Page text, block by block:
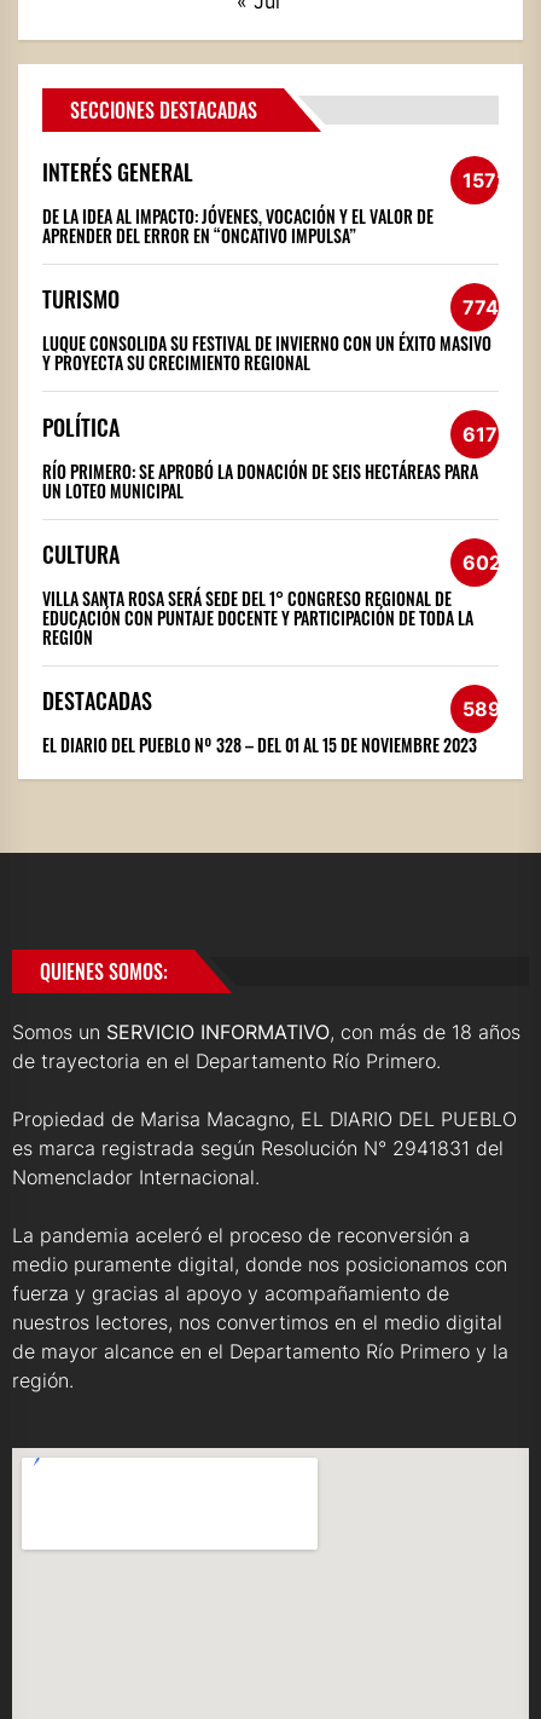
SECCIONES DESTACADAS
INTERÉS GENERAL 1572
DE LA IDEA AL IMPACTO: JÓVENES, VOCACIÓN Y EL VALOR DE
APRENDER DEL ERROR EN “ONCATIVO IMPULSA”
TURISMO 774
LUQUE CONSOLIDA SU FESTIVAL DE INVIERNO CON UN ÉXITO MASIVO
Y PROYECTA SU CRECIMIENTO REGIONAL
POLÍTICA 617
RÍO PRIMERO: SE APROBÓ LA DONACIÓN DE SEIS HECTÁREAS PARA
UN LOTEO MUNICIPAL
CULTURA 602
VILLA SANTA ROSA SERÁ SEDE DEL 1° CONGRESO REGIONAL DE
EDUCACIÓN CON PUNTAJE DOCENTE Y PARTICIPACIÓN DE TODA LA
REGIÓN
DESTACADAS 589
EL DIARIO DEL PUEBLO Nº 328 – DEL 01 AL 15 DE NOVIEMBRE 2023
QUIENES SOMOS:
Somos un SERVICIO INFORMATIVO, con más de 18 años
de trayectoria en el Departamento Río Primero.
Propiedad de Marisa Macagno, EL DIARIO DEL PUEBLO
es marca registrada según Resolución N° 2941831 del
Nomenclador Internacional.
La pandemia aceleró el proceso de reconversión a
medio puramente digital, donde nos posicionamos con
fuerza y gracias al apoyo y acompañamiento de
nuestros lectores, nos convertimos en el medio digital
de mayor alcance en el Departamento Río Primero y la
región.